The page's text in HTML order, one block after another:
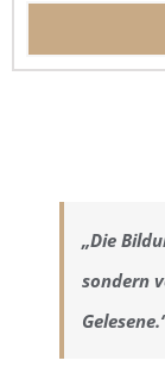
„Die
sondern